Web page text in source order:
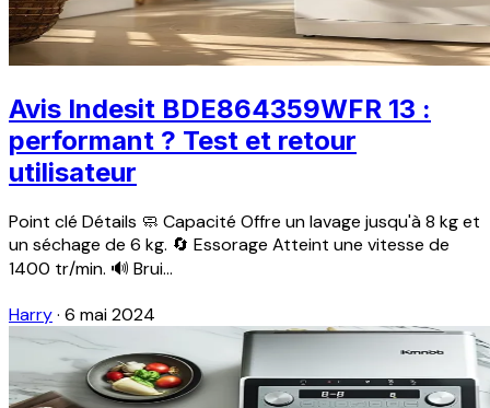
Avis Indesit BDE864359WFR 13 :
performant ? Test et retour
utilisateur
Point clé Détails 🧼 Capacité Offre un lavage jusqu'à 8 kg et
un séchage de 6 kg. 🔄 Essorage Atteint une vitesse de
1400 tr/min. 🔊 Brui...
Harry· 6 mai 2024